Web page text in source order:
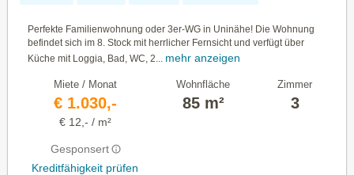
Perfekte Familienwohnung oder 3er-WG in Uninähe! Die Wohnung
befindet sich im 8. Stock mit herrlicher Fernsicht und verfügt über
Küche mit Loggia, Bad, WC, 2...
mehr anzeigen
Miete / Monat
€ 1.030,-
€ 12,- / m²
Gesponsert
Kreditfähigkeit prüfen
Wohnfläche
85 m²
Zimmer
3